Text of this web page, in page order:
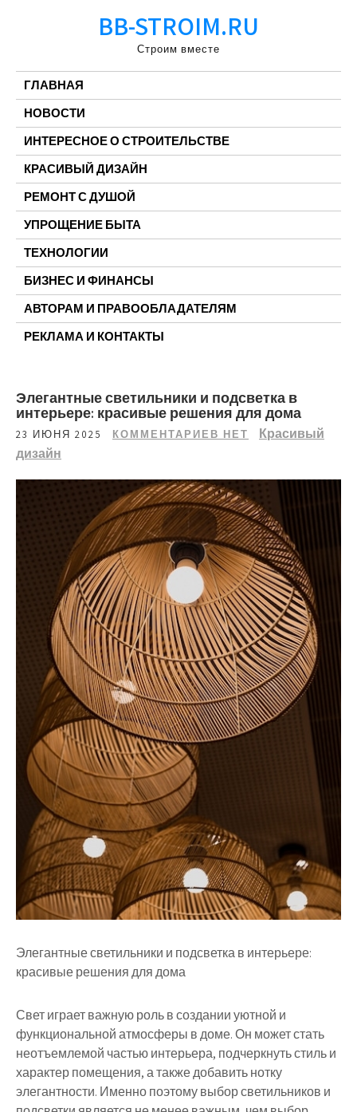
BB-STROIM.RU
Строим вместе
ГЛАВНАЯ
НОВОСТИ
ИНТЕРЕСНОЕ О СТРОИТЕЛЬСТВЕ
КРАСИВЫЙ ДИЗАЙН
РЕМОНТ С ДУШОЙ
УПРОЩЕНИЕ БЫТА
ТЕХНОЛОГИИ
БИЗНЕС И ФИНАНСЫ
АВТОРАМ И ПРАВООБЛАДАТЕЛЯМ
РЕКЛАМА И КОНТАКТЫ
Элегантные светильники и подсветка в
интерьере: красивые решения для дома
23 ИЮНЯ 2025 КОММЕНТАРИЕВ НЕТ
Красивый
дизайн
Элегантные светильники и подсветка в интерьере:
красивые решения для дома
Свет играет важную роль в создании уютной и
функциональной атмосферы в доме. Он может стать
неотъемлемой частью интерьера, подчеркнуть стиль и
характер помещения, а также добавить нотку
элегантности. Именно поэтому выбор светильников и